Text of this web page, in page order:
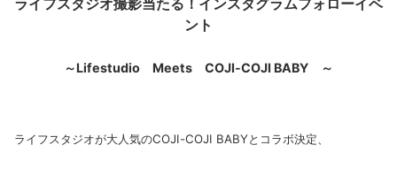
ライフスタジオ撮影当たる！インスタグラムフォローイベ
ント
～Lifestudio Meets COJI-COJI BABY ～
ライフスタジオが大人気のCOJI-COJI BABYとコラボ決定、